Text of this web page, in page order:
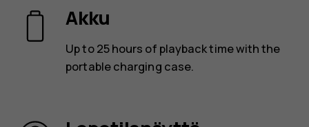
Akku
Up to 25 hours of playback time with the
portable charging case.